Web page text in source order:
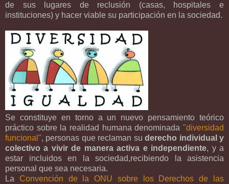
de sus lugares de reclusión (casas, hospitales e
instituciones) y hacer viable su participación en la sociedad.
Se constituye en torno a un nuevo pensamiento teórico
práctico sobre la realidad humana denominada "diversidad
funcional", personas que reclaman suderecho individual y
colectivo a vivir de manera activa e independiente, y a
estar incluidos en la sociedad,recibiendo la asistencia
personal que sea necesaria.
La Convención de la ONU sobre los Derechos de las